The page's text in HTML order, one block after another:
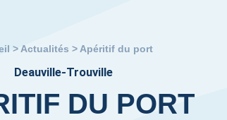
> Actualités > Apéritif du port
Deauville-Trouville
DU PORT